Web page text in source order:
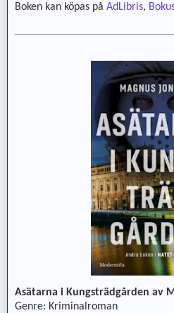
Boken kan köpas på AdLibris,
Asätarna i Kungsträdgården av
Genre: Kriminalroman